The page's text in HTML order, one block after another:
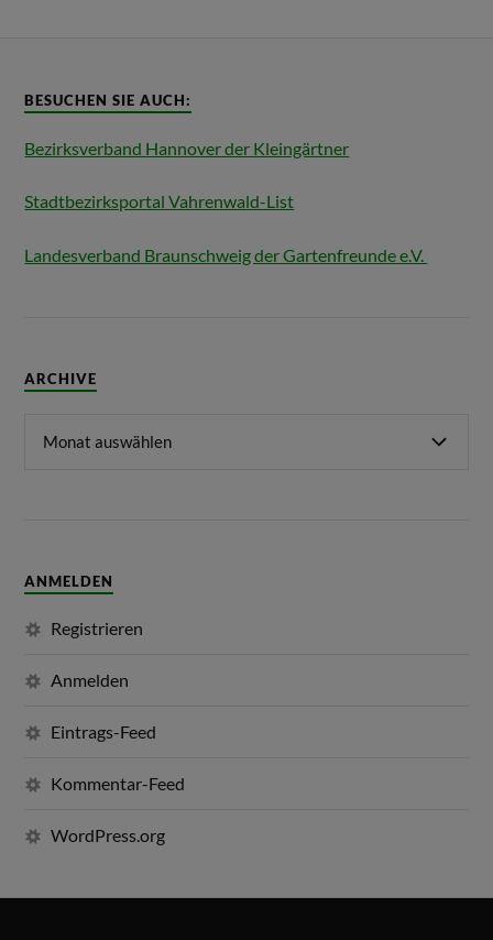
BESUCHEN SIE AUCH:
Bezirksverband Hannover der Kleingärtner
Stadtbezirksportal Vahrenwald-List
Landesverband Braunschweig der Gartenfreunde e.V.
ARCHIVE
ANMELDEN
Registrieren
Anmelden
Eintrags-Feed
Kommentar-Feed
WordPress.org